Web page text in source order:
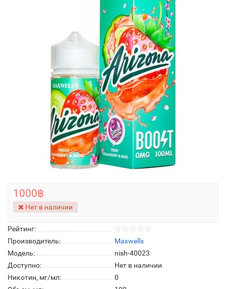
Рейтинг:
Производитель:
Maxwells
Модель:
nish-40023
Доступно:
Нет в наличии
Никотин, мг/мл:
0
1000฿
Нет в наличии